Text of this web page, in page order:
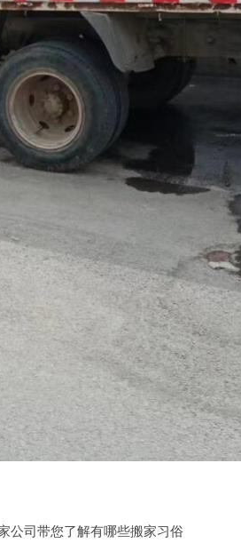
公司带您了解有哪些搬家习俗